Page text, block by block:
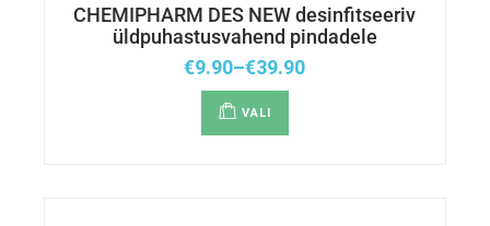
CHEMIPHARM DES NEW desinfitseeriv
üldpuhastusvahend pindadele
€9.90–€39.90
VALI